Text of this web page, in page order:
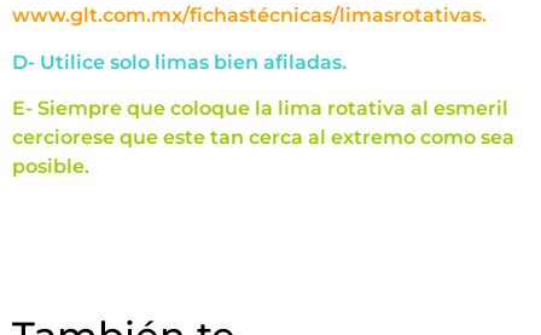
www.glt.com.mx/fichastécnicas/limasrotativas.
D- Utilice solo limas bien afiladas.
E- Siempre que coloque la lima rotativa al esmeril
cerciorese que este tan cerca al extremo como sea
posible.